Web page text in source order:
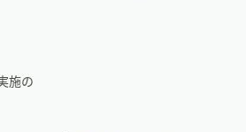
施の